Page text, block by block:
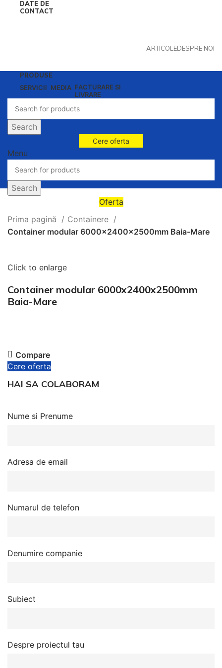
DATE DE
CONTACT
ARTICOLEDESPRE NOI
PRODUSE
SERVICII MEDIA FACTURARE SI
LIVRARE
Search
Cere oferta
Menu
Search
Oferta
Prima pagină
Containere
Container modular 6000x2400x2500mm Baia-Mare
Click to enlarge
Container modular 6000x2400x2500mm
Baia-Mare
Compare
Cere oferta
HAI SA COLABORAM
Nume si Prenume
Adresa de email
Numarul de telefon
Denumire companie
Subiect
Despre proiectul tau